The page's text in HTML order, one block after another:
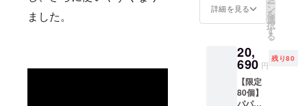
ました。
製品や装身
具を通じ、
人の喜びと
自信を紡
ぎ、多くの
縁を繋げて
素材：
ポリエ
ステル
プス
トッ
プ） ■
ブラッ
ク ■サ
詳細を見る ー
ン
を
選
択
す
る
20,
690 円
残り80
【限定
80個】
パパ